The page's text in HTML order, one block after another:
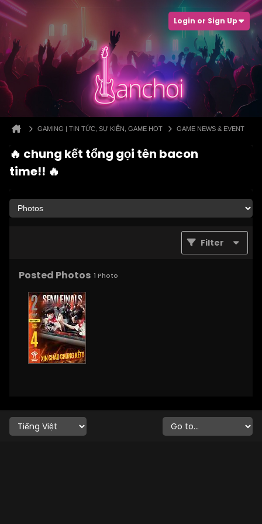
Login or Sign Up
GAMING | TIN TỨC, SỰ KIỆN, GAME HOT GAME NEWS & EVENT
🔥 chung kết tổng gọi tên bacon
time!! 🔥
Filter
Posted Photos 1 Photo